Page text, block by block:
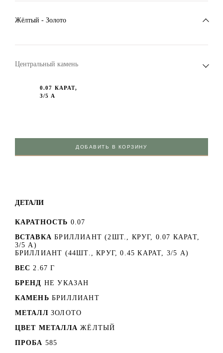
Жёлтый - Золото
Центральный камень
0.07 КАРАТ,
3/5 А
ДОБАВИТЬ В КОРЗИНУ
ДЕТАЛИ
КАРАТНОСТЬ 0.07
ВСТАВКА БРИЛЛИАНТ (2ШТ., КРУГ, 0.07 КАРАТ,
3/5 А)
БРИЛЛИАНТ (44ШТ., КРУГ, 0.45 КАРАТ, 3/5 А)
ВЕС 2.67 Г
БРЕНД НЕ УКАЗАН
КАМЕНЬ БРИЛЛИАНТ
МЕТАЛЛ ЗОЛОТО
ЦВЕТ МЕТАЛЛА ЖЁЛТЫЙ
ПРОБА 585